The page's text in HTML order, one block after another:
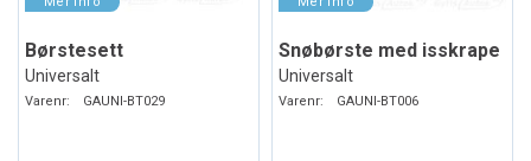
Børstesett
Universalt
Varenr: GAUNI-BT029
Snøbørste med isskrape
Universalt
Varenr: GAUNI-BT006